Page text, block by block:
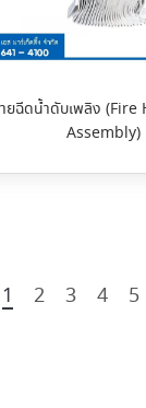
ยฉีดน้ำดับเพลิง (Fire
Assembly)
1 2 3 4 5